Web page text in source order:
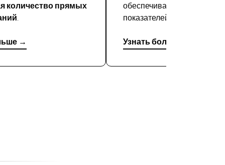
количество прямых
.
→
обеспечивая полную
показателей
Узнать больше →